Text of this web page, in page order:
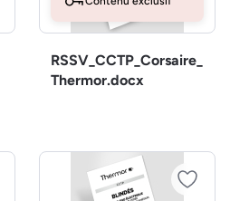
RSSV_CCTP_Corsaire_
Thermor.docx